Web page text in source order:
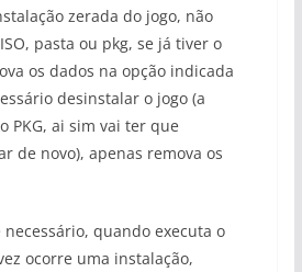
zerada do jogo, não
pasta ou pkg, se já tiver o
os dados na opção indicada
desinstalar o jogo (a
PKG, ai sim vai ter que
de novo), apenas remova os
necessário, quando executa o
ocorre uma instalação,